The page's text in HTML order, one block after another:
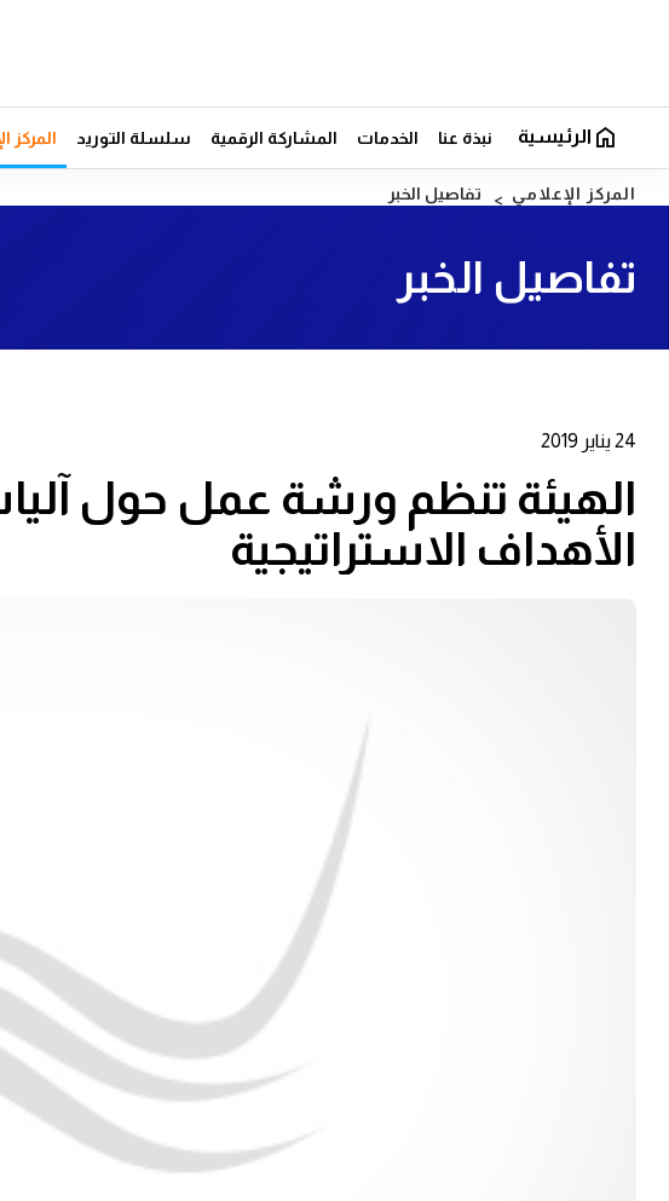
الرئيسية نبذة عنا الخدمات المشاركة الرقمية سلسلة التوريد المركز
المركز الإعلامي تفاصيل الخبر
تفاصيل الخبر
24 يناير 2019
الهيئة تنظم ورشة عمل حول
الأهداف الاستراتيجية